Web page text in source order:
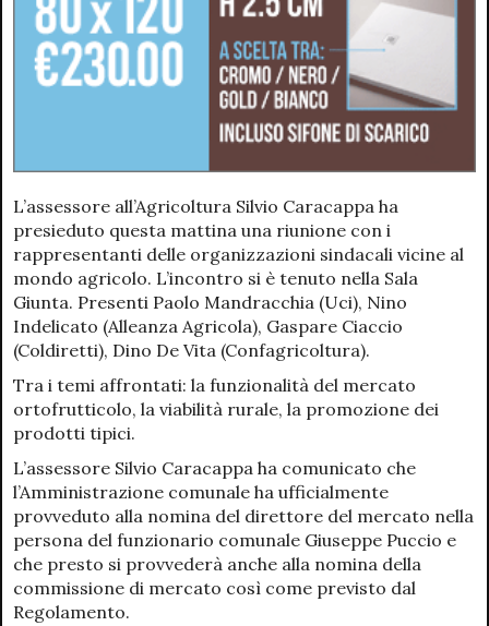
L’assessore all’Agricoltura Silvio Caracappa ha
presieduto questa mattina una riunione con i
rappresentanti delle organizzazioni sindacali vicine al
mondo agricolo. L’incontro si è tenuto nella Sala
Giunta. Presenti Paolo Mandracchia (Uci), Nino
Indelicato (Alleanza Agricola), Gaspare Ciaccio
(Coldiretti), Dino De Vita (Confagricoltura).
Tra i temi affrontati: la funzionalità del mercato
ortofrutticolo, la viabilità rurale, la promozione dei
prodotti tipici.
L’assessore Silvio Caracappa ha comunicato che
l’Amministrazione comunale ha ufficialmente
provveduto alla nomina del direttore del mercato nella
persona del funzionario comunale Giuseppe Puccio e
che presto si provvederà anche alla nomina della
commissione di mercato così come previsto dal
Regolamento.